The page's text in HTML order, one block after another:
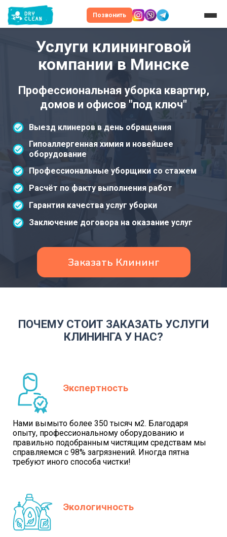
Позвонить
Услуги клининговой
компании в Минске
Профессиональная уборка квартир,
домов и офисов "под ключ"
Выезд клинеров в день обращения
Гипоаллергенная химия и новейшее
оборудование
Профессиональные уборщики со стажем
Расчёт по факту выполнения работ
Гарантия качества услуг уборки
Заключение договора на оказание услуг
Заказать Клининг
ПОЧЕМУ СТОИТ ЗАКАЗАТЬ УСЛУГИ
КЛИНИНГА У НАС?
Экспертность
Нами вымыто более 350 тысяч м2. Благодаря
опыту, профессиональному оборудованию и
правильно подобранным чистящим средствам мы
справляемся с 98% загрязнений. Иногда пятна
требуют иного способа чистки!
Экологичность